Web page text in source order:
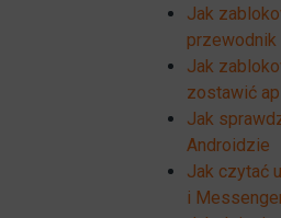
Jak
Jak
zostawić
Jak
Androidzie
Jak czytać
i